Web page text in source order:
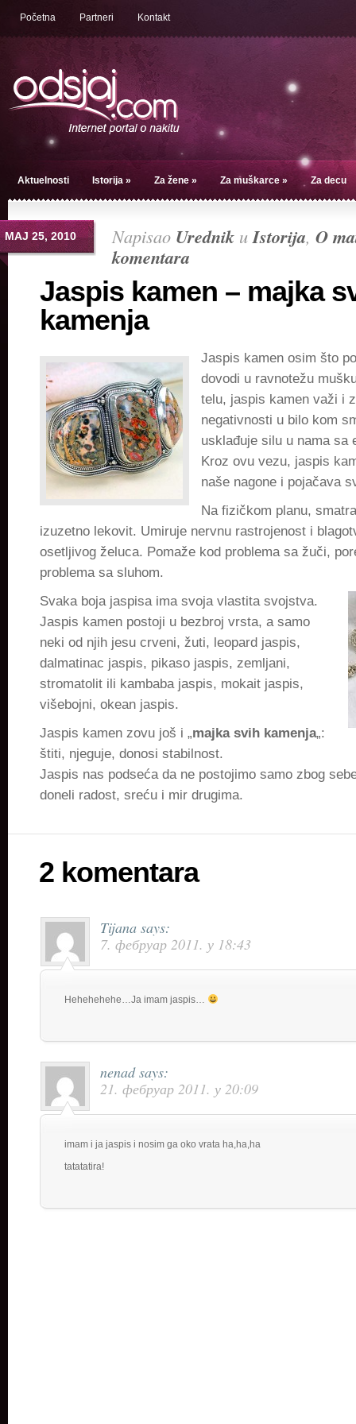
Početna Partneri Kontakt
Aktuelnosti Istorija » Za žene » Za muškarce » Za decu
МАЈ 25, 2010 Napisao Urednik uIstorija, O
komentara
Jaspis kamen – majka
kamenja
Jaspis kamen osim što
dovodi u ravnotežu
telu, jaspis kamen važi i
negativnosti u bilo kom
usklađuje silu u nama sa
Kroz ovu vezu, jaspis
naše nagone i pojačava
Na fizičkom planu,
izuzetno lekovit. Umiruje nervnu rastrojenost i
osetljivog želuca. Pomaže kod problema sa žuči,
problema sa sluhom.
Svaka boja jaspisa ima svoja vlastita svojstva.
Jaspis kamen postoji u bezbroj vrsta, a samo
neki od njih jesu crveni, žuti, leopard jaspis,
dalmatinac jaspis, pikaso jaspis, zemljani,
stromatolit ili kambaba jaspis, mokait jaspis,
višebojni, okean jaspis.
Jaspis kamen zovu još i „majka svih kamenja„:
štiti, njeguje, donosi stabilnost.
Jaspis nas podseća da ne postojimo samo zbog
doneli radost, sreću i mir drugima.
2 komentara
Tijana says:
7. фебруар 2011. у 18:43
Hehehehehe…Ja imam jaspis…
nenad says:
21. фебруар 2011. у 20:09
imam i ja jaspis i nosim ga oko vrata ha,ha,ha
tatatatira!